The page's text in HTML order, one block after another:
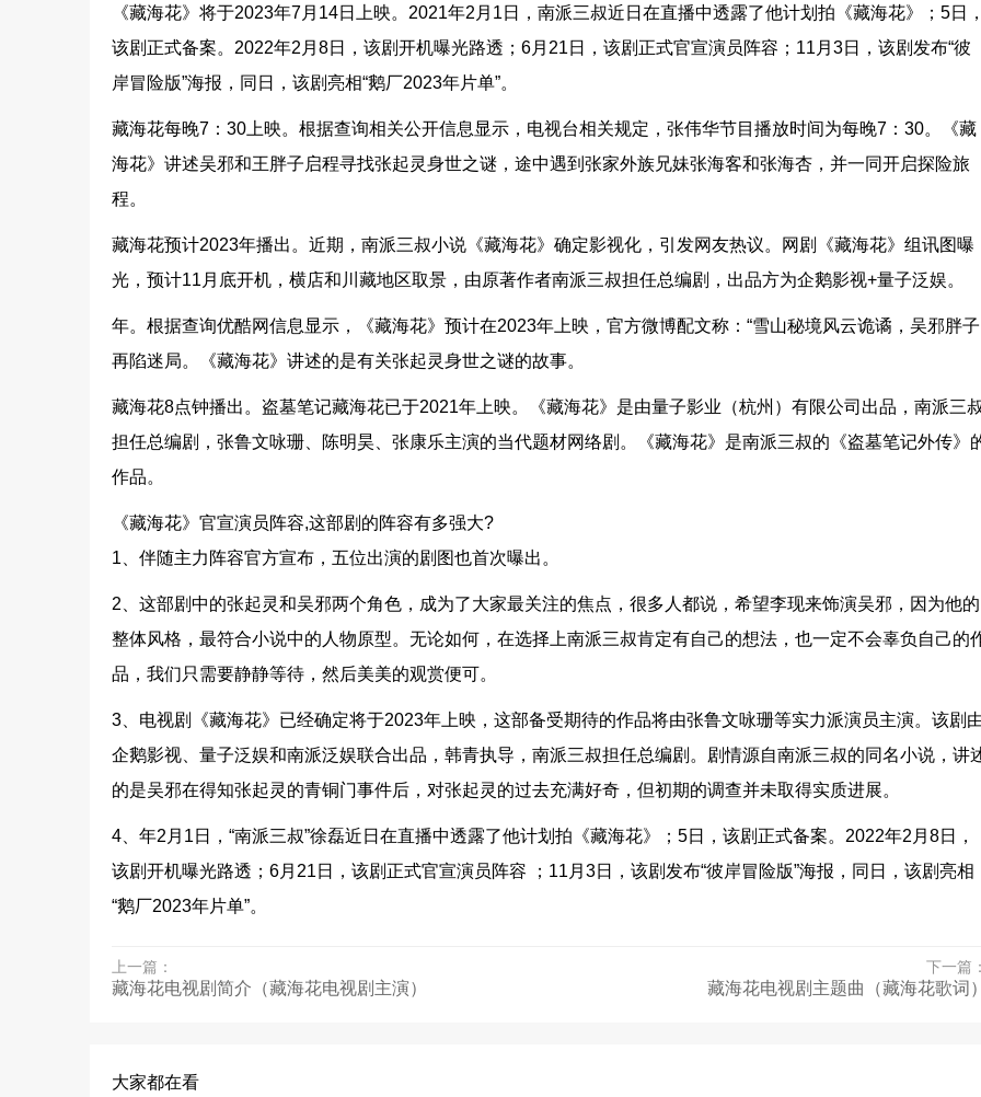
《藏海花》将于2023年7月14日上映。2021年2月1日，南派三叔近日在直播中透露了他计划拍《藏海花》；5日
该剧正式备案。2022年2月8日，该剧开机曝光路透；6月21日，该剧正式官宣演员阵容；11月3日，该剧发布“彼
岸冒险版”海报，同日，该剧亮相“鹅厂2023年片单”。
藏海花每晚7：30上映。根据查询相关公开信息显示，电视台相关规定，张伟华节目播放时间为每晚7：30。《藏
海花》讲述吴邪和王胖子启程寻找张起灵身世之谜，途中遇到张家外族兄妹张海客和张海杏，并一同开启探险旅
程。
藏海花预计2023年播出。近期，南派三叔小说《藏海花》确定影视化，引发网友热议。网剧《藏海花》组讯图曝
光，预计11月底开机，横店和川藏地区取景，由原著作者南派三叔担任总编剧，出品方为企鹅影视+量子泛娱。
年。根据查询优酷网信息显示，《藏海花》预计在2023年上映，官方微博配文称：“雪山秘境风云诡谲，吴邪胖子
再陷迷局。《藏海花》讲述的是有关张起灵身世之谜的故事。
藏海花8点钟播出。盗墓笔记藏海花已于2021年上映。《藏海花》是由量子影业（杭州）有限公司出品，南派三
担任总编剧，张鲁文咏珊、陈明昊、张康乐主演的当代题材网络剧。《藏海花》是南派三叔的《盗墓笔记外传》
作品。
《藏海花》官宣演员阵容,这部剧的阵容有多强大?
1、伴随主力阵容官方宣布，五位出演的剧图也首次曝出。
2、这部剧中的张起灵和吴邪两个角色，成为了大家最关注的焦点，很多人都说，希望李现来饰演吴邪，因为他的
整体风格，最符合小说中的人物原型。无论如何，在选择上南派三叔肯定有自己的想法，也一定不会辜负自己的
品，我们只需要静静等待，然后美美的观赏便可。
3、电视剧《藏海花》已经确定将于2023年上映，这部备受期待的作品将由张鲁文咏珊等实力派演员主演。该剧
企鹅影视、量子泛娱和南派泛娱联合出品，韩青执导，南派三叔担任总编剧。剧情源自南派三叔的同名小说，讲
的是吴邪在得知张起灵的青铜门事件后，对张起灵的过去充满好奇，但初期的调查并未取得实质进展。
4、年2月1日，“南派三叔”徐磊近日在直播中透露了他计划拍《藏海花》；5日，该剧正式备案。2022年2月8日，
该剧开机曝光路透；6月21日，该剧正式官宣演员阵容 ；11月3日，该剧发布“彼岸冒险版”海报，同日，该剧亮相
“鹅厂2023年片单”。
上一篇：
藏海花电视剧简介（藏海花电视剧主演）
下一篇
藏海花电视剧主题曲（藏海花歌词
大家都在看